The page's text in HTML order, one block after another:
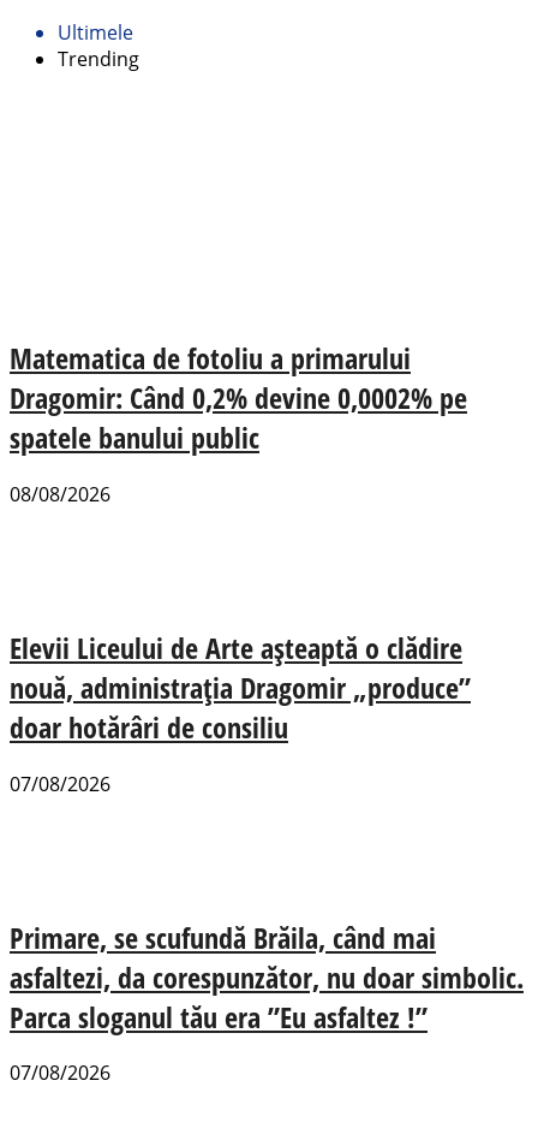
Ultimele
Trending
Matematica de fotoliu a primarului
Dragomir: Când 0,2% devine 0,0002% pe
spatele banului public
08/08/2026
Elevii Liceului de Arte așteaptă o clădire
nouă, administrația Dragomir „produce”
doar hotărâri de consiliu
07/08/2026
Primare, se scufundă Brăila, când mai
asfaltezi, da corespunzător, nu doar simbolic.
Parca sloganul tău era ”Eu asfaltez !”
07/08/2026